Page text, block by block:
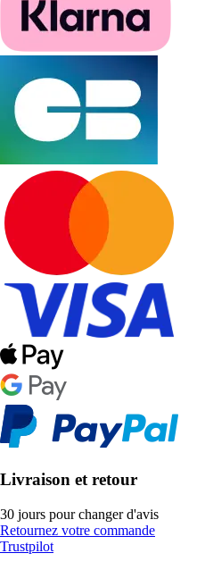
Livraison et retour
30 jours pour changer d'avis
Retournez votre commande
Trustpilot